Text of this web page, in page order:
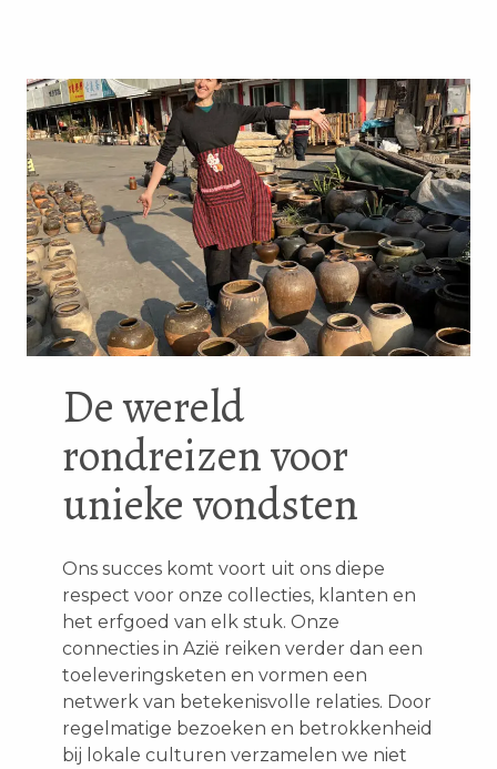
De wereld
rondreizen voor
unieke vondsten
Ons succes komt voort uit ons diepe
respect voor onze collecties, klanten en
het erfgoed van elk stuk. Onze
connecties in Azië reiken verder dan een
toeleveringsketen en vormen een
netwerk van betekenisvolle relaties. Door
regelmatige bezoeken en betrokkenheid
bij lokale culturen verzamelen we niet